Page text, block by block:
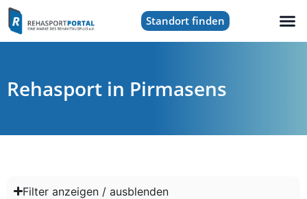
Standort finden
Rehasport in Pirmasens
Filter anzeigen / ausblenden